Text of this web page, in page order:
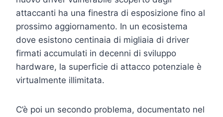
attaccanti ha una finestra di esposizione fino al
prossimo aggiornamento. In un ecosistema
dove esistono centinaia di migliaia di driver
firmati accumulati in decenni di sviluppo
hardware, la superficie di attacco potenziale è
virtualmente illimitata.
C’è poi un secondo problema, documentato nel